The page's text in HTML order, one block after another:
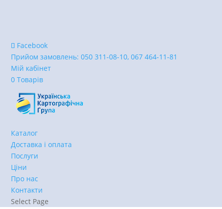
Facebook
Прийом замовлень:050 311-08-10, 067 464-11-81
Мій кабінет
0 Товарів
Каталог
Доставка і оплата
Послуги
Ціни
Про нас
Контакти
Select Page